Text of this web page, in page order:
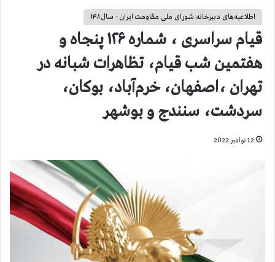
اطلاعیه‌های دبیرخانه شورای ملی مقاومت ایران - سال ۱۴۰۱
قيام سراسری ، شماره ۱۲۶ پنجاه و
هفتمین شب قیام، تظاهرات شبانه در
تهران ،اصفهان، خرم‌آباد، بوکان،
سردشت، سنندج و بوشهر
12 نوامبر 2022